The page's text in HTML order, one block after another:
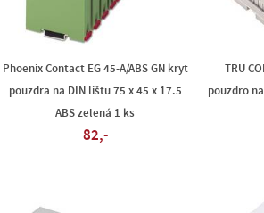
Phoenix Contact EG 45-A/ABS GN kryt
pouzdra na DIN lištu 75 x 45 x 17.5
ABS zelená 1 ks
82,-
TRU
pouzdro